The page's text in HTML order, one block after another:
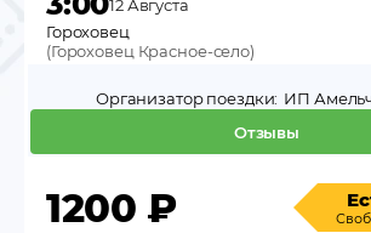
12 Августа
Гороховец
(Гороховец Красное-село)
Отзывы
Организатор поездки: ИП
1200 ₽